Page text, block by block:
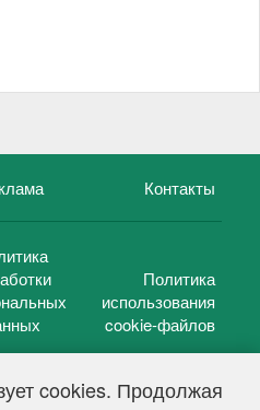
cookies. Продолжая
Контакты
Политика
использования
cookie-файлов